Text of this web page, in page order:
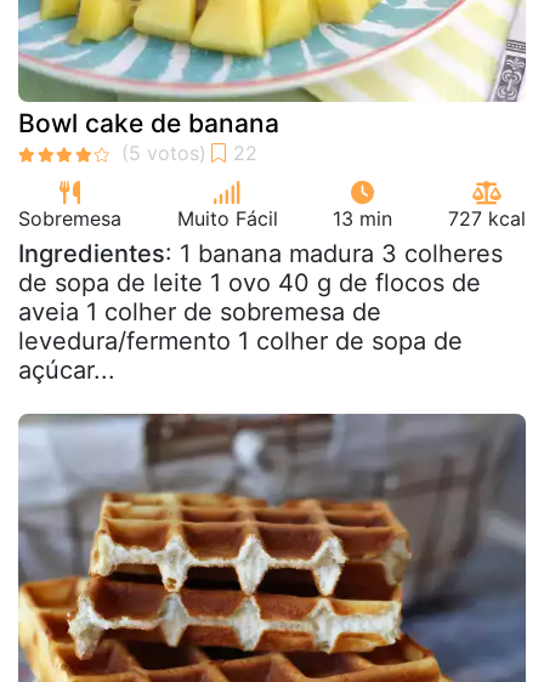
Bowl cake de banana
Sobremesa Muito Fácil 13 min 727 kcal
Ingredientes: 1 banana madura 3 colheres
de sopa de leite 1 ovo 40 g de flocos de
aveia 1 colher de sobremesa de
levedura/fermento 1 colher de sopa de
açúcar...